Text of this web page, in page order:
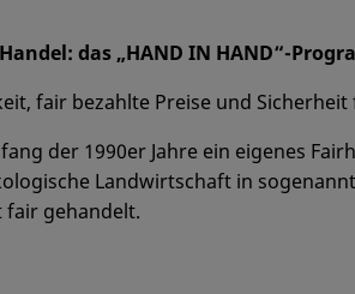
das „HAND IN HAND“-
fair bezahlte Preise und
der 1990er Jahre ein eigenes
Landwirtschaft in
fair gehandelt.